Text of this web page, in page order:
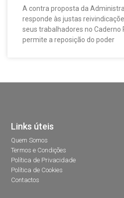
A contra proposta da
responde às justas
seus trabalhadores no Caderno
permite a reposição do poder
Links úteis
Quem Somos
Termos e Condições
Política de Privacidade
Política de Cookies
Contactos